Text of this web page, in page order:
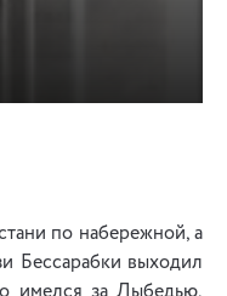
по набережной, а
Бессарабки выходил